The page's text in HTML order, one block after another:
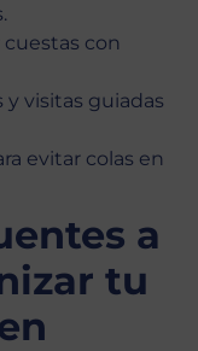
con
y visitas guiadas
evitar colas en
a
tu